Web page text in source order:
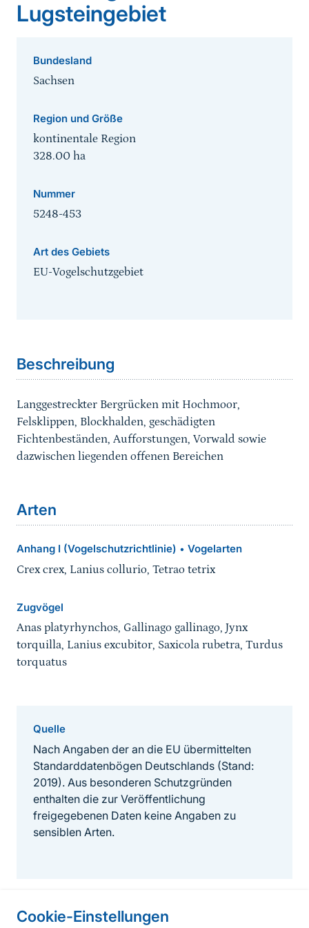
Cookie-Einstellungen
Lugsteingebiet
Bundesland
Sachsen
Region und Größe
kontinentale Region
328.00 ha
Nummer
5248-453
Art des Gebiets
EU-Vogelschutzgebiet
Beschreibung
Langgestreckter Bergrücken mit Hochmoor,
Felsklippen, Blockhalden, geschädigten
Fichtenbeständen, Aufforstungen, Vorwald sowie
dazwischen liegenden offenen Bereichen
Arten
Anhang I (Vogelschutzrichtlinie) • Vogelarten
Crex crex, Lanius collurio, Tetrao tetrix
Zugvögel
Anas platyrhynchos, Gallinago gallinago, Jynx
torquilla, Lanius excubitor, Saxicola rubetra, Turdus
torquatus
Quelle
Nach Angaben der an die EU übermittelten
Standarddatenbögen Deutschlands (Stand:
2019). Aus besonderen Schutzgründen
enthalten die zur Veröffentlichung
freigegebenen Daten keine Angaben zu
sensiblen Arten.
Informationen zur Seite